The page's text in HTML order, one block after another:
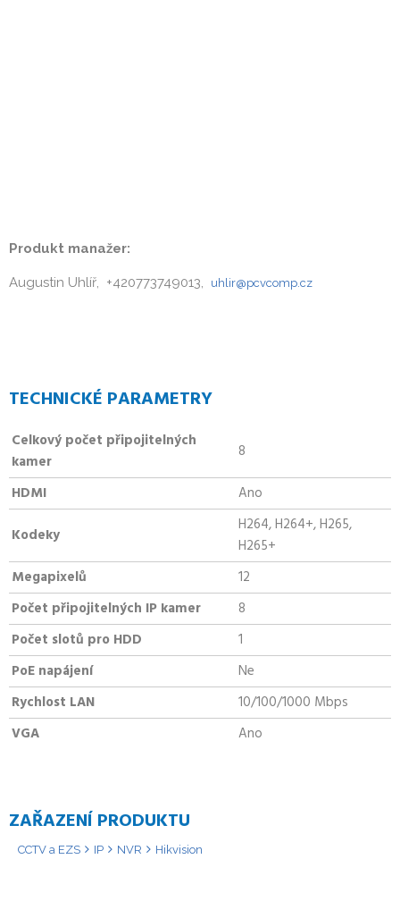
Produkt manažer:
Augustin Uhlíř, +420773749013, uhlir@pcvcomp.cz
TECHNICKÉ PARAMETRY
Celkový počet připojitelných
kamer
8
HDMI
Ano
Kodeky
H264, H264+, H265,
H265+
Megapixelů
12
Počet připojitelných IP kamer
8
Počet slotů pro HDD
1
PoE napájení
Ne
Rychlost LAN
10/100/1000 Mbps
VGA
Ano
ZAŘAZENÍ PRODUKTU
CCTV a EZS IP NVR Hikvision